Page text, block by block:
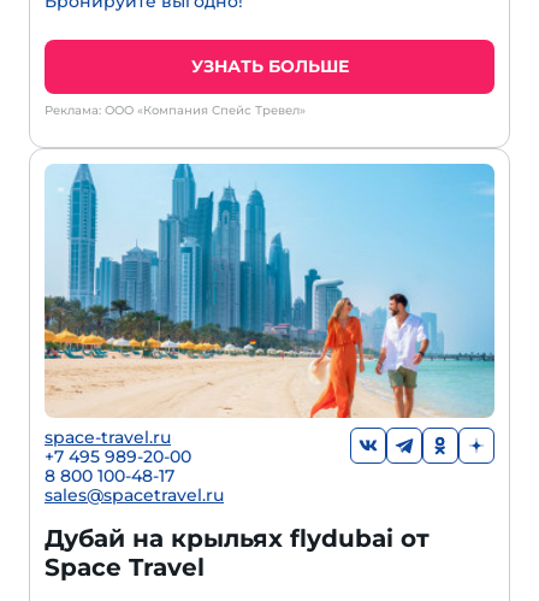
УЗНАТЬ БОЛЬШЕ
Реклама: ООО «Компания Спейс Тревел»
space-travel.ru
+7 495 989-20-00
8 800 100-48-17
sales@spacetravel.ru
Дубай на крыльях flydubai от
Space Travel